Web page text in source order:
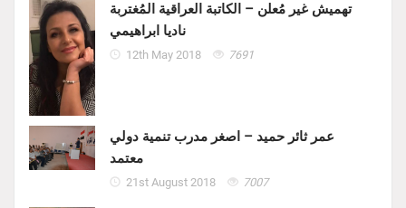
تهميش غير مُعلن – الكاتبة العراقية المُغتربة
ناديا ابراهيمي
12th May 2018 7691
عمر ثائر حميد – اصغر مدرب تنمية دولي
معتمد
21st August 2018 7007